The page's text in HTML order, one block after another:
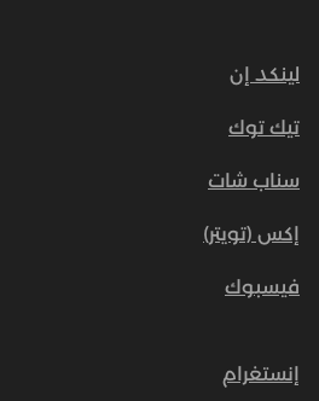
لينكد إن
تيك توك
سناب شات
إكس (تويتر)
فيسبوك
إنستغرام